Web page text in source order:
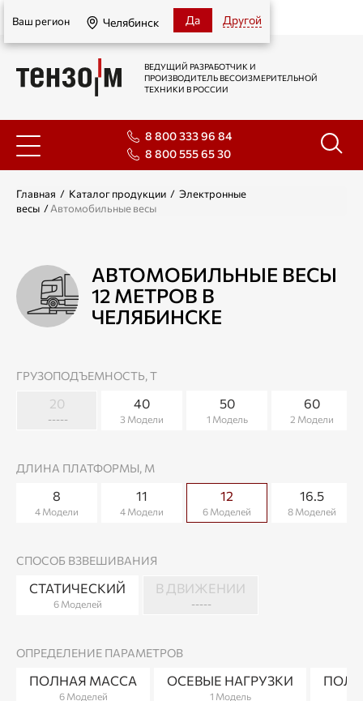
Челябинск
Ваш регион Челябинск Да Другой
ВЕДУЩИЙ РАЗРАБОТЧИК И
ПРОИЗВОДИТЕЛЬ ВЕСОИЗМЕРИТЕЛЬНОЙ
ТЕХНИКИ В РОССИИ
8 800 333 96 84
8 800 555 65 30
Главная / Каталог продукции / Электронные
весы /Автомобильные весы
АВТОМОБИЛЬНЫЕ ВЕСЫ
12 МЕТРОВ В
ЧЕЛЯБИНСКЕ
ГРУЗОПОДЪЕМНОСТЬ, Т
20
-----
40
3 Модели
50
1 Модель
60
2 Модели
ДЛИНА ПЛАТФОРМЫ, М
8
4 Модели
11
4 Модели
12
6 Моделей
16.5
8 Моделей
СПОСОБ ВЗВЕШИВАНИЯ
СТАТИЧЕСКИЙ
6 Моделей
В ДВИЖЕНИИ
-----
ОПРЕДЕЛЕНИЕ ПАРАМЕТРОВ
ПОЛНАЯ МАССА
6 Моделей
ОСЕВЫЕ НАГРУЗКИ
1 Модель